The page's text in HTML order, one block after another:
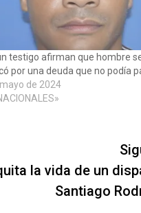
testigo afirman que hombre
por una deuda que no podía
de 2024
la vida de un
Santiago